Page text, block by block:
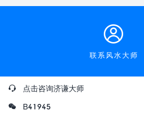

联系风水大师
 点击咨询济谦大师
 B41945